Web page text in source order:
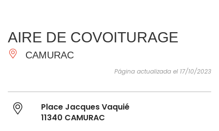
IMPRESCINDIBLES
HACER
INSPIRACIONES
AIRE DE COVOITURAGE
CAMURAC
Página actualizada el 17/10/2023
Place Jacques Vaquié
11340 CAMURAC